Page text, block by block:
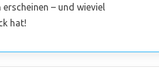
– und wieviel
hat!